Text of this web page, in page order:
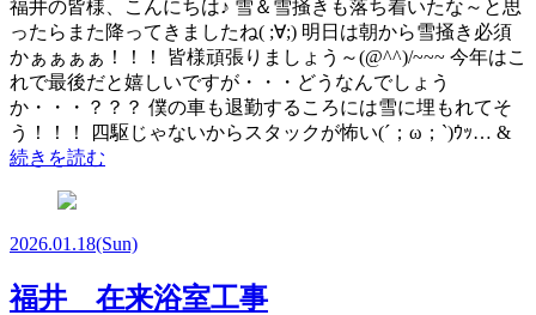
福井の皆様、こんにちは♪ 雪＆雪掻きも落ち着いたな～と思
ったらまた降ってきましたね( ;∀;) 明日は朝から雪掻き必須
かぁぁぁぁ！！！ 皆様頑張りましょう～(@^^)/~~~ 今年はこ
れで最後だと嬉しいですが・・・どうなんでしょう
か・・・？？？ 僕の車も退勤するころには雪に埋もれてそ
う！！！ 四駆じゃないからスタックが怖い(´；ω；`)ｳｯ… &
続きを読む
2026.01.18(Sun)
福井 在来浴室工事